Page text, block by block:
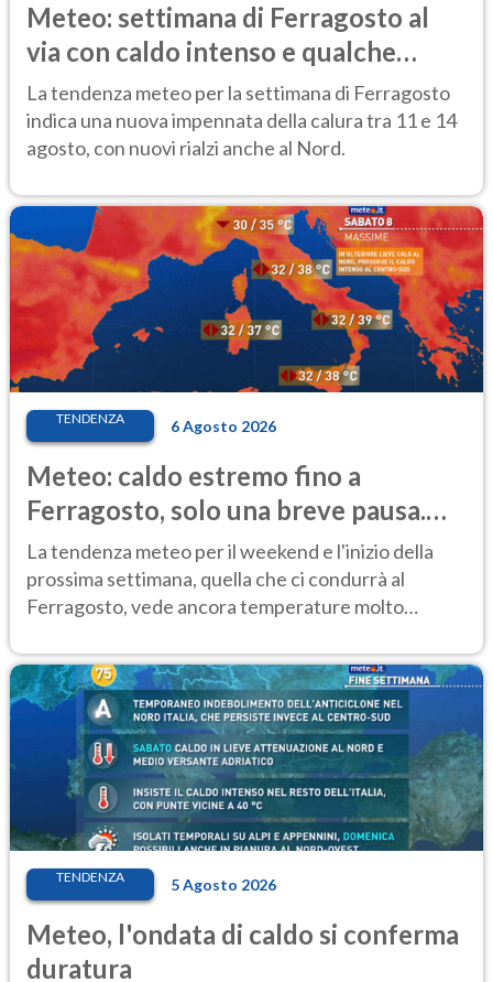
Meteo: settimana di Ferragosto al
via con caldo intenso e qualche
temporale
La tendenza meteo per la settimana di Ferragosto
indica una nuova impennata della calura tra 11 e 14
agosto, con nuovi rialzi anche al Nord.
TENDENZA 6 Agosto 2026
Meteo: caldo estremo fino a
Ferragosto, solo una breve pausa.
Ecco dove
La tendenza meteo per il weekend e l'inizio della
prossima settimana, quella che ci condurrà al
Ferragosto, vede ancora temperature molto
TENDENZA 5 Agosto 2026
Meteo, l'ondata di caldo si conferma
duratura